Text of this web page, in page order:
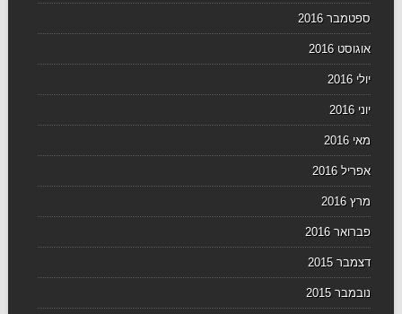
ספטמבר 2016
אוגוסט 2016
יולי 2016
יוני 2016
מאי 2016
אפריל 2016
מרץ 2016
פברואר 2016
דצמבר 2015
נובמבר 2015